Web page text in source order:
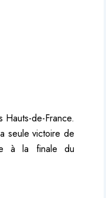
de-France.
seule victoire de
à la finale du